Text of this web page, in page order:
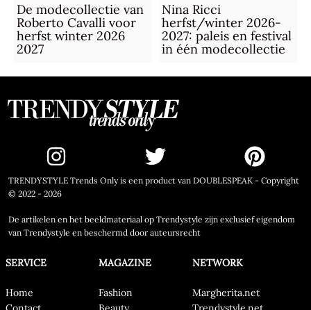
De modecollectie van
Roberto Cavalli voor
herfst winter 2026
2027
Nina Ricci
herfst/winter 2026-
2027: paleis en festival
in één modecollectie
TRENDYSTYLE Trends Only is een product van DOUBLESPEAK - Copyright
© 2022 - 2026
De artikelen en het beeldmateriaal op Trendystyle zijn exclusief eigendom
van Trendystyle en beschermd door auteursrecht
SERVICE
Home
MAGAZINE
Fashion
NETWORK
Margherita.net